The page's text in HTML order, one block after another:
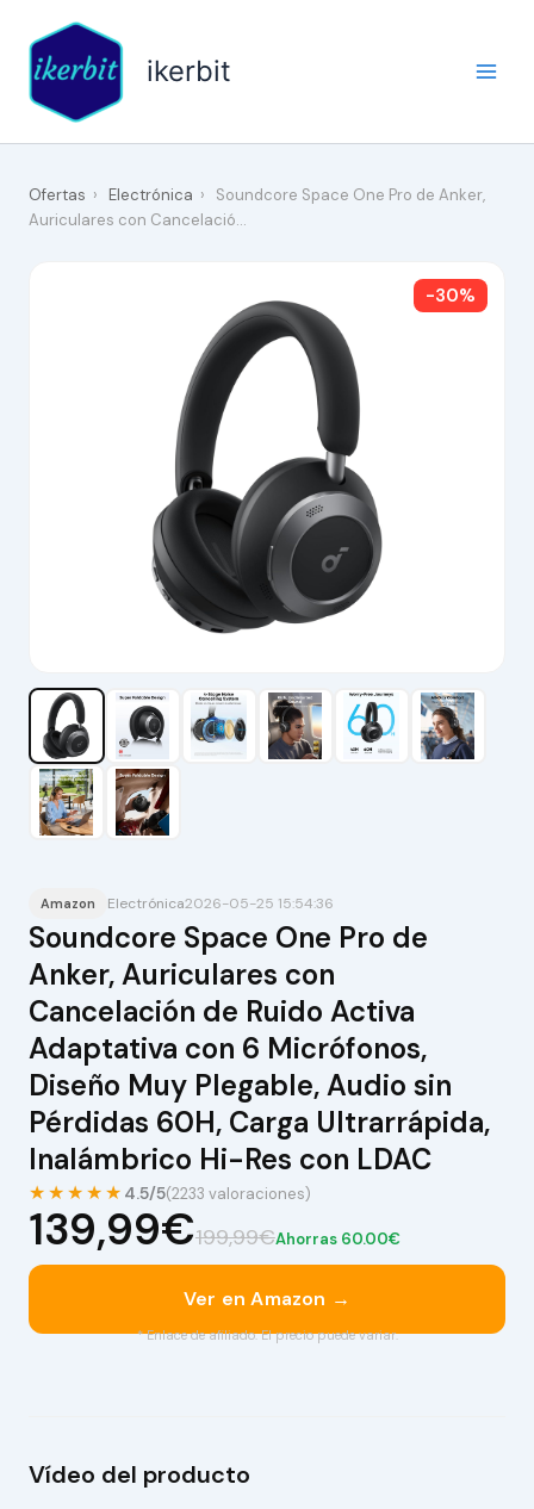
contenido
ikerbit
Ofertas › Electrónica ›
Soundcore Space One Pro de Anker,
Auriculares con Cancelació…
-30%
Amazon Electrónica2026-05-25 15:54:36
Soundcore Space One Pro de
Anker, Auriculares con
Cancelación de Ruido Activa
Adaptativa con 6 Micrófonos,
Diseño Muy Plegable, Audio sin
Pérdidas 60H, Carga Ultrarrápida,
Inalámbrico Hi-Res con LDAC
★★★★★ 4.5/5(2233 valoraciones)
139,99€199,99€Ahorras 60.00€
Ver en Amazon →
* Enlace de afiliado. El precio puede variar.
Vídeo del producto